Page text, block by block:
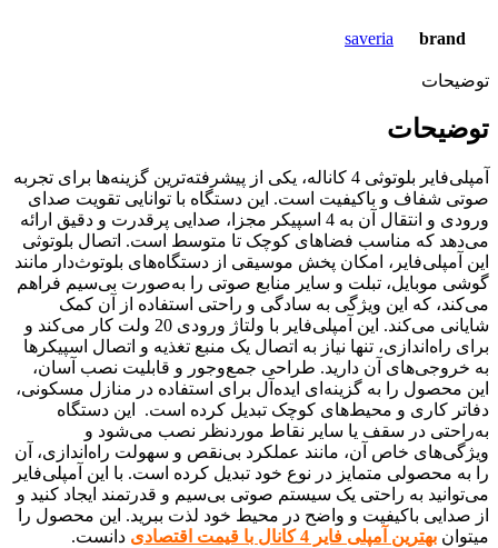
brand
saveria
توضیحات
توضیحات
آمپلی‌فایر بلوتوثی 4 کاناله، یکی از پیشرفته‌ترین گزینه‌ها برای تجربه
صوتی شفاف و باکیفیت است. این دستگاه با توانایی تقویت صدای
ورودی و انتقال آن به 4 اسپیکر مجزا، صدایی پرقدرت و دقیق ارائه
می‌دهد که مناسب فضاهای کوچک تا متوسط است. اتصال بلوتوثی
این آمپلی‌فایر، امکان پخش موسیقی از دستگاه‌های بلوتوث‌دار مانند
گوشی موبایل، تبلت و سایر منابع صوتی را به‌صورت بی‌سیم فراهم
می‌کند، که این ویژگی به سادگی و راحتی استفاده از آن کمک
شایانی می‌کند. این آمپلی‌فایر با ولتاژ ورودی 20 ولت کار می‌کند و
برای راه‌اندازی، تنها نیاز به اتصال یک منبع تغذیه و اتصال اسپیکرها
به خروجی‌های آن دارید. طراحی جمع‌وجور و قابلیت نصب آسان،
این محصول را به گزینه‌ای ایده‌آل برای استفاده در منازل مسکونی،
دفاتر کاری و محیط‌های کوچک تبدیل کرده است. این دستگاه
به‌راحتی در سقف یا سایر نقاط موردنظر نصب می‌شود و
ویژگی‌های خاص آن، مانند عملکرد بی‌نقص و سهولت راه‌اندازی، آن
را به محصولی متمایز در نوع خود تبدیل کرده است. با این آمپلی‌فایر
می‌توانید به راحتی یک سیستم صوتی بی‌سیم و قدرتمند ایجاد کنید و
از صدایی باکیفیت و واضح در محیط خود لذت ببرید. این محصول را
میتوان بهترین آمپلی فایر 4 کانال با قیمت اقتصادی دانست.